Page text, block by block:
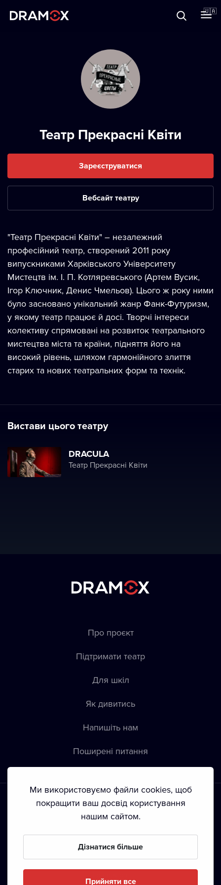
🇺🇦
Зареєструватися
Театр Прекрасні Квіти
Зареєструватися
Вебсайт театру
"Театр Прекрасні Квіти" – незалежний
професійний театр, створений 2011 року
випускниками Харківського Університету
Мистецтв ім. І. П. Котляревського (Артем Вусик,
Ігор Ключник, Денис Чмельов). Цього ж року ними
було засновано унікальний жанр Фанк-Футуризм,
у якому театр працює й досі. Творчі інтереси
колективу спрямовані на розвиток театрального
мистецтва міста та країни, підняття його на
високий рівень, шляхом гармонійного злиття
старих та нових театральних форм та технік.
Вистави цього театру
DRACULA
Театр Прекрасні Квіти
Про проєкт
Підтримати театр
Для шкіл
Як дивитись
Напишіть нам
Пoширені питання
Положення й умови • Конфіденційність • Автoрські права
Ми використовуємо файли cookies, щоб
покращити ваш досвід користування
нашим сайтом.
Дізнатися більше
Прийняти все